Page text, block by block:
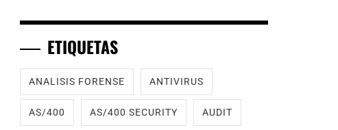
ETIQUETAS
ANALISIS FORENSE ANTIVIRUS
AS/400 AS/400 SECURITY AUDIT